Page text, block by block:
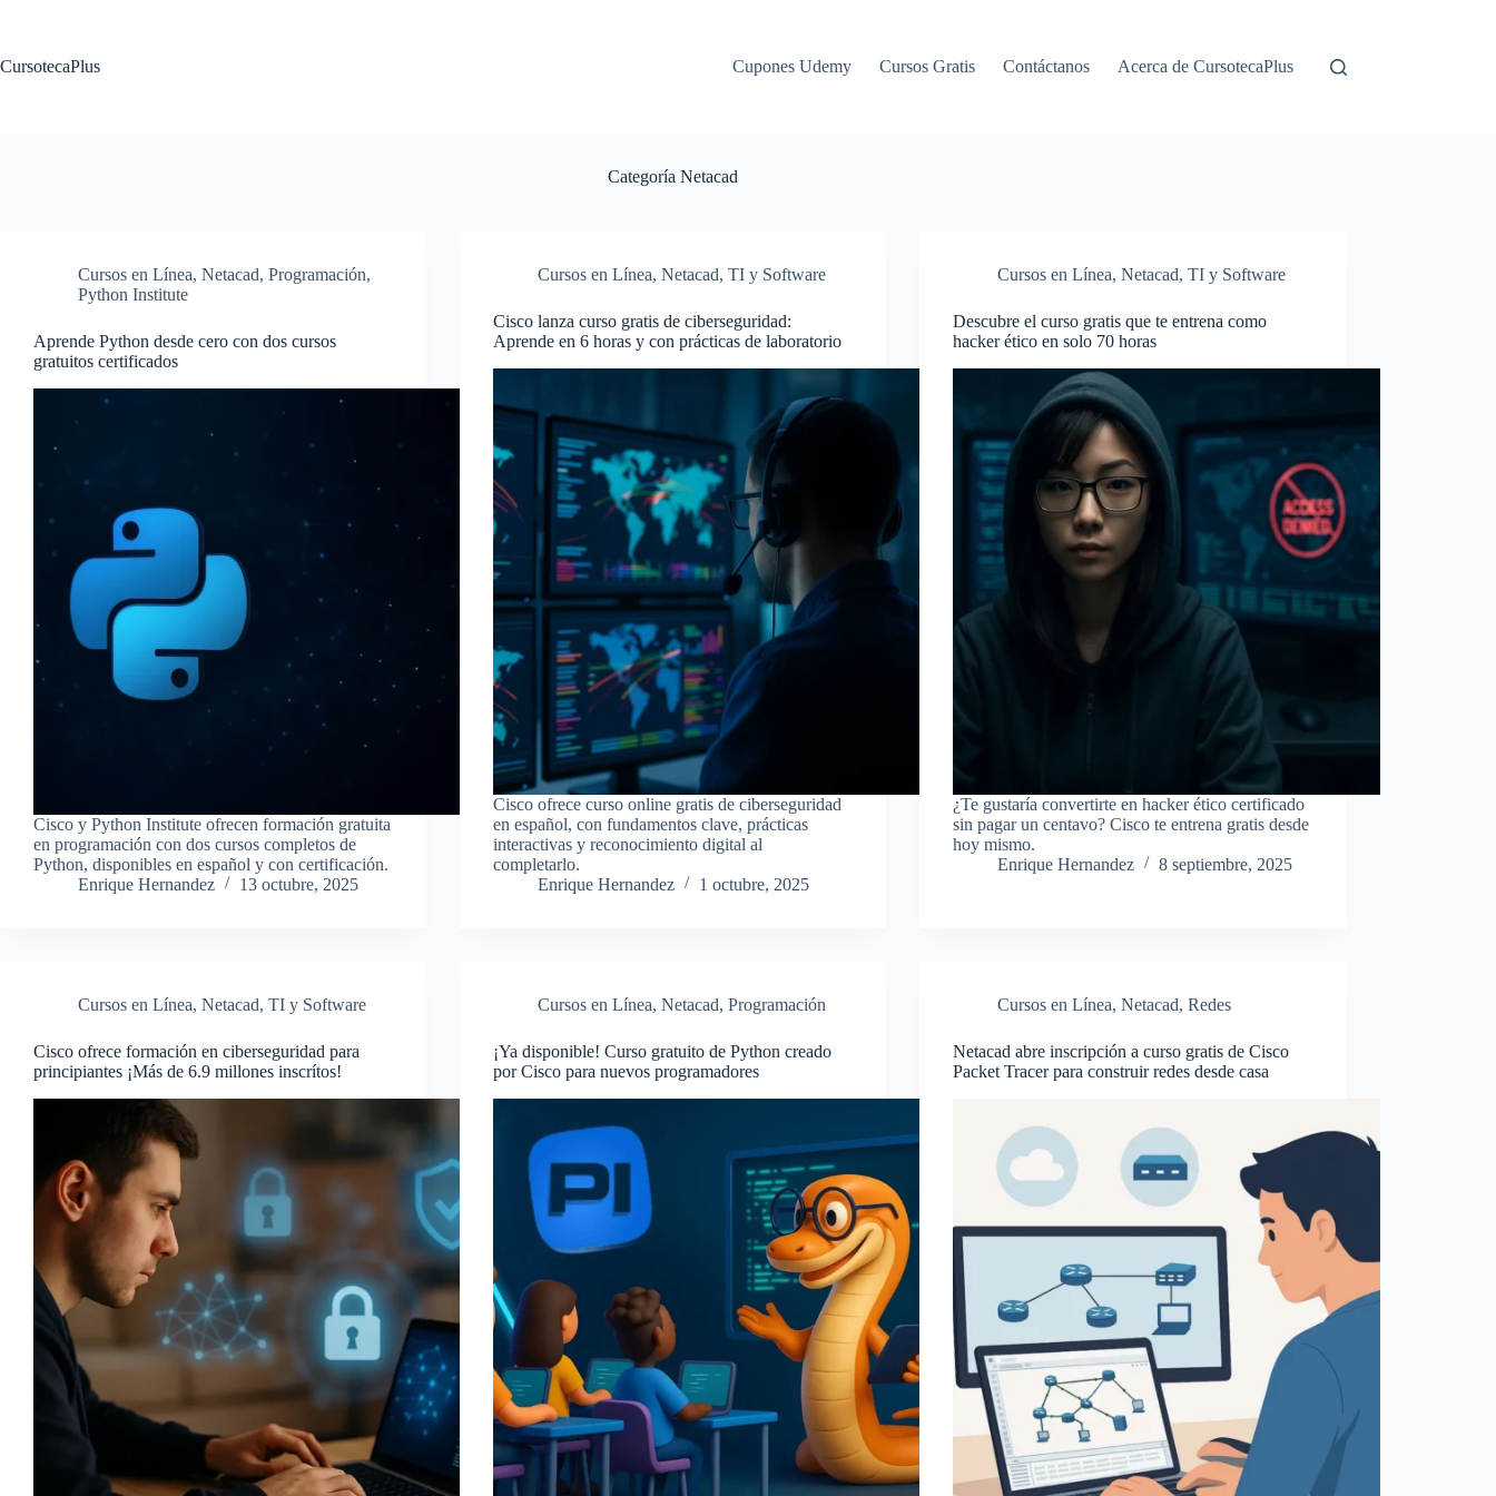
CursotecaPlus
Cupones Udemy Cursos Gratis Contáctanos Acerca de CursotecaPlus
Categoría Netacad
Cursos en Línea, Netacad, Programación,
Python Institute
Aprende Python desde cero con dos cursos
gratuitos certificados
Cisco y Python Institute ofrecen formación gratuita
en programación con dos cursos completos de
Python, disponibles en español y con certificación.
Enrique Hernandez
13 octubre, 2025
Cursos en Línea,Netacad,TI y Software
Cisco lanza curso gratis de ciberseguridad:
Aprende en 6 horas y con prácticas de laboratorio
Cisco ofrece curso online gratis de ciberseguridad
en español, con fundamentos clave, prácticas
interactivas y reconocimiento digital al
completarlo.
Enrique Hernandez
1 octubre, 2025
Cursos en Línea,Netacad,TI y Software
Descubre el curso gratis que te entrena como
hacker ético en solo 70 horas
¿Te gustaría convertirte en hacker ético certificado
sin pagar un centavo? Cisco te entrena gratis desde
hoy mismo.
Enrique Hernandez
8 septiembre, 2025
Cursos en Línea, Netacad, TI y Software
Cisco ofrece formación en ciberseguridad para
principiantes ¡Más de 6.9 millones inscrítos!
Cursos en Línea,Netacad,Programación
¡Ya disponible! Curso gratuito de Python creado
por Cisco para nuevos programadores
Cursos en Línea,Netacad,Redes
Netacad abre inscripción a curso gratis de Cisco
Packet Tracer para construir redes desde casa